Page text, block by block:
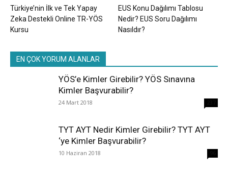
Türkiye’nin İlk ve Tek Yapay
Zeka Destekli Online TR-YÖS
Kursu
EUS Konu Dağılımı Tablosu
Nedir? EUS Soru Dağılımı
Nasıldır?
EN ÇOK YORUM ALANLAR
YÖS’e Kimler Girebilir? YÖS Sınavına
Kimler Başvurabilir?
24 Mart 2018
TYT AYT Nedir Kimler Girebilir? TYT AYT
‘ye Kimler Başvurabilir?
10 Haziran 2018